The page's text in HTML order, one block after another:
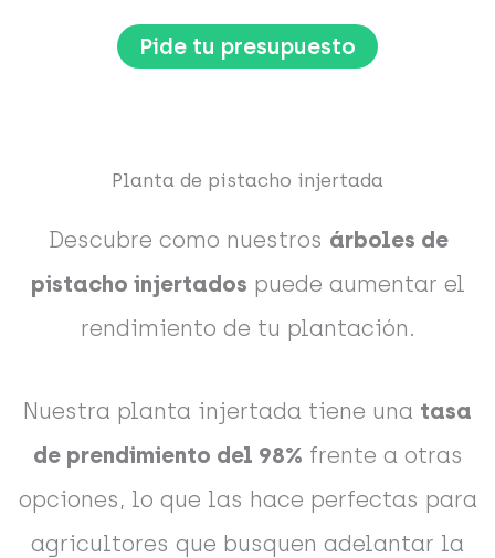
Pide tu presupuesto
Planta de pistacho injertada
Descubre como nuestros árboles de
pistacho injertados puede aumentar el
rendimiento de tu plantación.
Nuestra planta injertada tiene una tasa
de prendimiento del 98% frente a otras
opciones, lo que las hace perfectas para
agricultores que busquen adelantar la